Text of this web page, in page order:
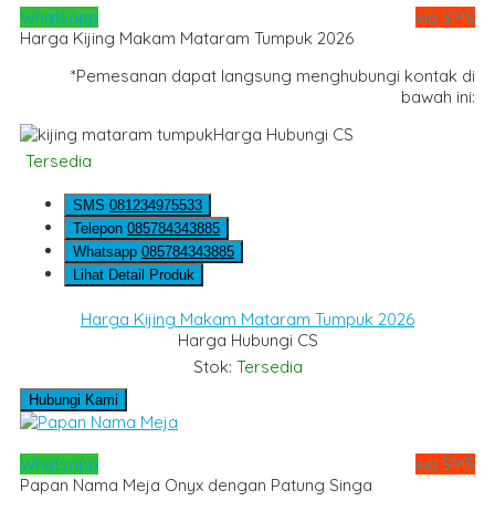
Whatsapp
via SMS
Harga Kijing Makam Mataram Tumpuk 2026
*Pemesanan dapat langsung menghubungi kontak di
bawah ini:
Harga Hubungi CS
Tersedia
SMS 081234975533
Telepon 085784343885
Whatsapp 085784343885
Lihat Detail Produk
Harga Kijing Makam Mataram Tumpuk 2026
Harga Hubungi CS
Stok: Tersedia
Hubungi Kami
Whatsapp
via SMS
Papan Nama Meja Onyx dengan Patung Singa